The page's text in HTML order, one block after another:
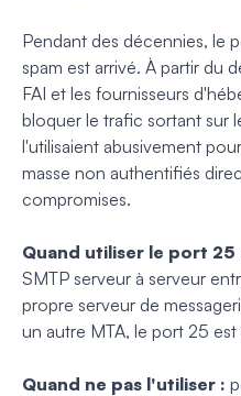
Pendant des décennies, le
spam est arrivé. À partir du
FAI et les fournisseurs
bloquer le trafic sortant sur
l'utilisaient abusivement
masse non authentifiés
compromises.
Quand utiliser le port 25
SMTP serveur à serveur
propre serveur de
un autre MTA, le port 25
Quand ne pas l'utiliser :